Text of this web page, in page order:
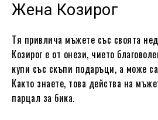
Жена Козирог
Тя привлича мъжете със своята
Козирог е от онези, чието
купи със скъпи подаръци, а може
Както знаете, това действа на
парцал за бика.